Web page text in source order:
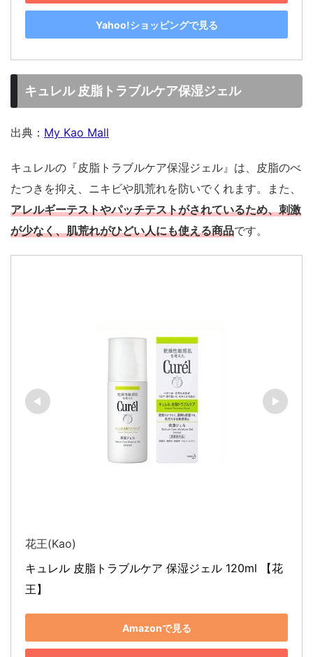
Yahoo!ショッピングで見る
キュレル 皮脂トラブルケア保湿ジェル
出典： My Kao Mall
キュレルの『皮脂トラブルケア保湿ジェル』は、皮脂のべ
たつきを抑え、ニキビや肌荒れを防いでくれます。また、
アレルギーテストやパッチテストがされているため、刺激
が少なく、肌荒れがひどい人にも使える商品です。
花王(Kao)
キュレル 皮脂トラブルケア 保湿ジェル 120ml 【花
王】
Amazonで見る